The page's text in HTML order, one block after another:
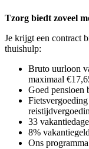
Tzorg biedt zoveel
Je krijgt een contract
thuishulp:
Bruto uurloon
maximaal
Goed
33
8%
Ons